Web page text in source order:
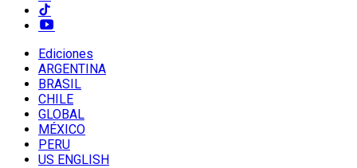
Ediciones
ARGENTINA
BRASIL
CHILE
GLOBAL
MÉXICO
PERU
US ENGLISH